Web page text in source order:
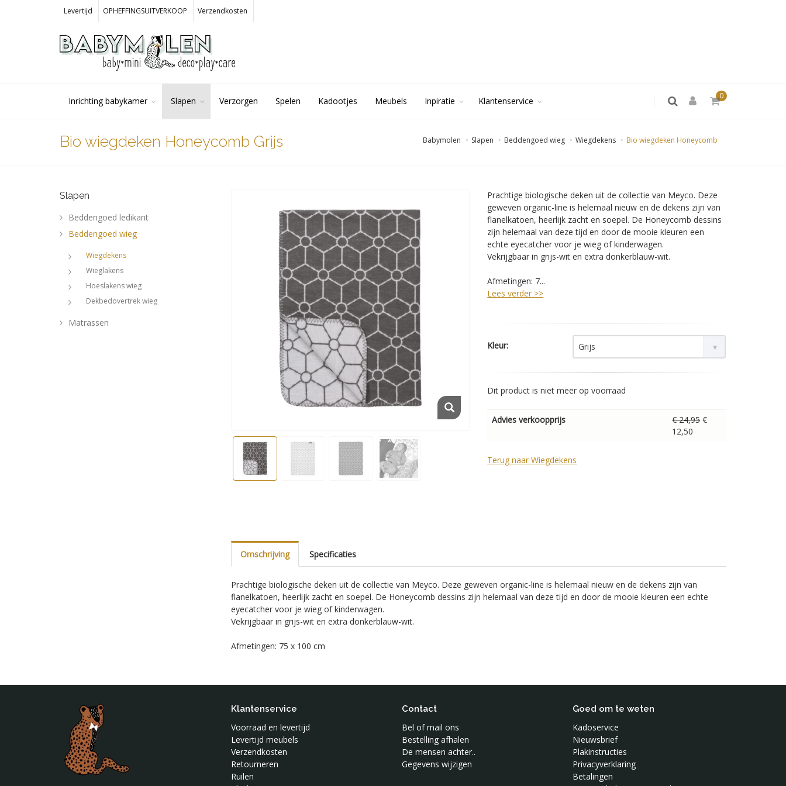
Levertijd OPHEFFINGSUITVERKOOP Verzendkosten
0
Inrichting babykamer Slapen Verzorgen Spelen Kadootjes Meubels Inpiratie Klantenservice
Babymolen Slapen Beddengoed wieg Wiegdekens Bio wiegdeken Honeycomb
Bio wiegdeken Honeycomb Grijs
Prachtige biologische deken uit de collectie van Meyco. Deze
geweven organic-line is helemaal nieuw en de dekens zijn van
flanelkatoen, heerlijk zacht en soepel. De Honeycomb dessins
zijn helemaal van deze tijd en door de mooie kleuren een
echte eyecatcher voor je wieg of kinderwagen.
Vekrijgbaar in grijs-wit en extra donkerblauw-wit.
Afmetingen: 7...
Lees verder >>
Kleur: Grijs
Dit product is niet meer op voorraad
Advies verkoopprijs € 24,95 €
12,50
Terug naar Wiegdekens
Omschrijving Specificaties
Prachtige biologische deken uit de collectie van Meyco. Deze geweven organic-line is helemaal nieuw en de dekens zijn van
flanelkatoen, heerlijk zacht en soepel. De Honeycomb dessins zijn helemaal van deze tijd en door de mooie kleuren een echte
eyecatcher voor je wieg of kinderwagen.
Vekrijgbaar in grijs-wit en extra donkerblauw-wit.
Afmetingen: 75 x 100 cm
Slapen
Beddengoed ledikant
Beddengoed wieg
Wiegdekens
Wieglakens
Hoeslakens wieg
Dekbedovertrek wieg
Matrassen
Klantenservice
Voorraad en levertijd
Levertijd meubels
Verzendkosten
Retourneren
Ruilen
Contact
Bel of mail ons
Bestelling afhalen
De mensen achter..
Gegevens wijzigen
Goed om te weten
Kadoservice
Nieuwsbrief
Plakinstructies
Privacyverklaring
Betalingen